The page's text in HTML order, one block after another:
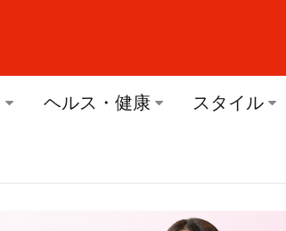
ヘルス・健康 スタイル